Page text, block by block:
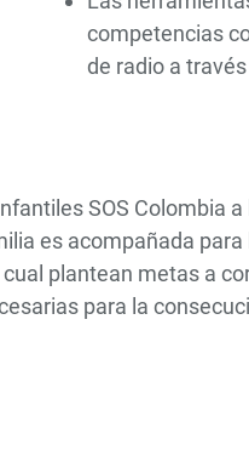
competencias
de radio a
SOS Colombia
es acompañada
plantean metas a
para la